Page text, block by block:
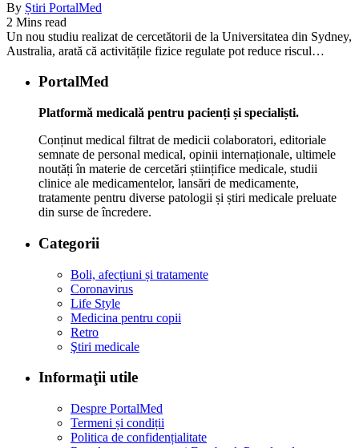
By Știri PortalMed
2 Mins read
Un nou studiu realizat de cercetătorii de la Universitatea din Sydney,
Australia, arată că activitățile fizice regulate pot reduce riscul…
PortalMed
Platformă medicală pentru pacienți și specialiști.
Conținut medical filtrat de medicii colaboratori, editoriale
semnate de personal medical, opinii internaționale, ultimele
noutăți în materie de cercetări științifice medicale, studii
clinice ale medicamentelor, lansări de medicamente,
tratamente pentru diverse patologii și știri medicale preluate
din surse de încredere.
Categorii
Boli, afecțiuni și tratamente
Coronavirus
Life Style
Medicina pentru copii
Retro
Ştiri medicale
Informaţii utile
Despre PortalMed
Termeni și condiții
Politica de confidențialitate